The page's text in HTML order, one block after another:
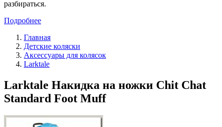
разбираться.
Подробнее
Главная
Детские коляски
Аксессуары для колясок
Larktale
Larktale Накидка на ножки Chit Chat
Standard Foot Muff